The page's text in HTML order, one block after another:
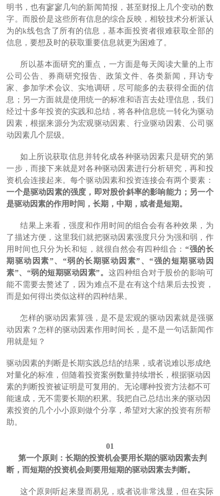
明书，也有寥寥几句的新闻简报，甚至财报上几个变动的数
字。而股价是这些所有信息的综合反映，相较技术分析派认
为的k线包含了所有的信息，基本面投资者很难获取全部的
信息，要想及时的获取重要信息就更为困难了。
所以基本面研究的重点，一方面是每天阅读大量的上市
公司公告、券商研究报告、政策文件、各类新闻，拜访专
家、参加学术会议、实地调研，尽可能多的去获得全面的信
息；另一方面就是使用统一的标准和语言去处理信息，我们
经过十多年投资的实践和总结，将各种信息统一转化为驱动
因素，根据来源分为宏观驱动因素、行业驱动因素、公司驱
动因素几个层级。
如上所说获取信息并转化成各种驱动因素只是研究的第
一步，而接下来就是对各种驱动因素进行分析研究，再和投
资机会连接起来。每个驱动因素和投资连接会有两个要素：
一个是驱动因素的强度，即对股价斜率的影响能力；另一个
是驱动因素的作用时间，长期，中期，或者是短期。
结果上来看，强度和作用时间的组合会有各种效果，为
了描述方便，这里我们就把驱动因素强度只分为强和弱，作
用时间也只分为长和短，就很自然会有四种组合： “强的长
期驱动因素”、“弱的长期驱动因素”、“强的短期驱动因
素”、“弱的短期驱动因素”。 这四种组合对于股价的影响可
能不需要去赘述了，因为难点不是在有这个结果后去投资，
而是如何得出类似这样的四种结果。
怎样的驱动因素算强，是不是宏观的驱动因素就是强驱
动因素？怎样的驱动因素作用时间长，是不是一句话新闻作
用就是短？
驱动因素的判断是长期实践总结的结果，或者说难以形成绝
对量化的标准，但随着投资案例数量持续增长，根据驱动因
素的判断投资被证明是可复用的。无论哪种投资方法都不可
能速成，无不需要长期的积累。我把自己总结出来的驱动因
素投资的几个小小原则做个分享，希望对大家的投资有所帮
助。
01
第一个原则：长期的投资机会要用长期的驱动因素去判
断，而短期的投资机会则要用短期的驱动因素去判断。
这个原则听起来显而易见，或者说非常浅显，但在实际